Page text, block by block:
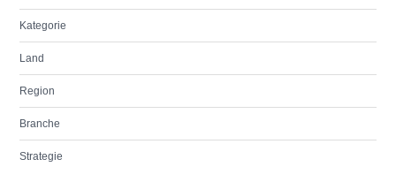
Kategorie
Land
Region
Branche
Strategie